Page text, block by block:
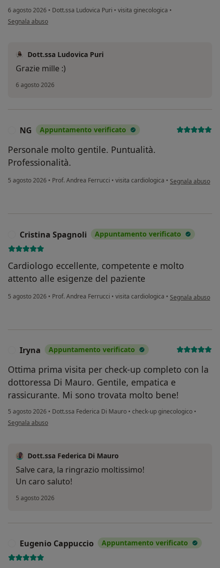
6 agosto 2026 • Dott.ssa Ludovica Puri • visita ginecologica •
secondo l'opinione dell'utente Fatima
Segnala abuso
Dott.ssa Ludovica Puri
Grazie mille :)
6 agosto 2026
NG Appuntamento verificato
Personale molto gentile. Puntualità.
Professionalità.
5 agosto 2026 • Prof. Andrea Ferrucci • visita cardiologica • secondo
Segnala abuso
Cristina Spagnoli Appuntamento verificato
Cardiologo eccellente, competente e molto
attento alle esigenze del paziente
5 agosto 2026 • Prof. Andrea Ferrucci • visita cardiologica • secondo
Segnala abuso
Iryna Appuntamento verificato
Ottima prima visita per check-up completo con la
dottoressa Di Mauro. Gentile, empatica e
rassicurante. Mi sono trovata molto bene!
5 agosto 2026 • Dott.ssa Federica Di Mauro • check-up ginecologico •
secondo l'opinione dell'utente Iryna
Segnala abuso
Dott.ssa Federica Di Mauro
Salve cara, la ringrazio moltissimo!
Un caro saluto!
5 agosto 2026
Eugenio Cappuccio Appuntamento verificato